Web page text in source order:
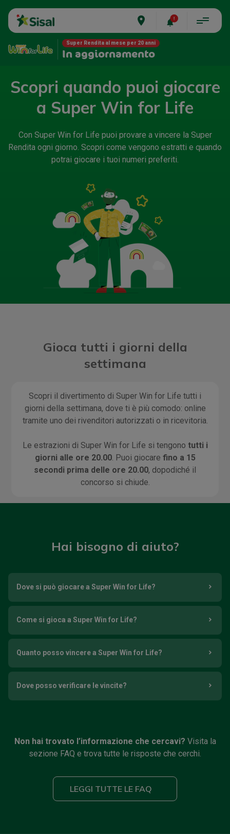
place
Super Rendita al mese per 20 anni
In aggiornamento
Scopri quando puoi giocare
a Super Win for Life
Con Super Win for Life puoi provare a vincere la Super
Rendita ogni giorno. Scopri come vengono estratti e quando
potrai giocare i tuoi numeri preferiti.
Gioca tutti i giorni della
settimana
Scopri il divertimento di Super Win for Life tutti i
giorni della settimana, dove ti è più comodo: online
tramite uno dei rivenditori autorizzati o in ricevitoria.
Le estrazioni di Super Win for Life si tengono tutti i
giorni alle ore 20.00. Puoi giocare fino a 15
secondi prima delle ore 20.00, dopodiché il
concorso si chiude.
Hai bisogno di aiuto?
Dove si può giocare a Super Win for Life?
Come si gioca a Super Win for Life?
Quanto posso vincere a Super Win for Life?
Dove posso verificare le vincite?
Non hai trovato l’informazione che cercavi? Visita la
sezione FAQ e trova tutte le risposte che cerchi.
LEGGI TUTTE LE FAQ